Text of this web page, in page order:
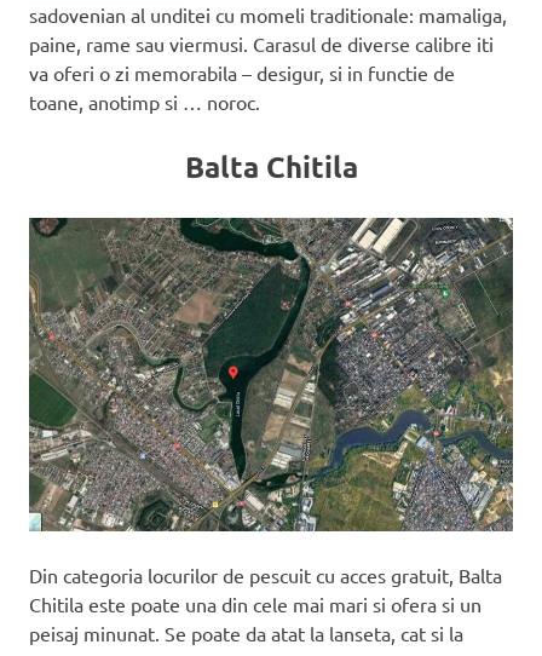
sadovenian al unditei cu momeli traditionale: mamaliga,
paine, rame sau viermusi. Carasul de diverse calibre iti
va oferi o zi memorabila – desigur, si in functie de
toane, anotimp si … noroc.
Balta Chitila
Din categoria locurilor de pescuit cu acces gratuit, Balta
Chitila este poate una din cele mai mari si ofera si un
peisaj minunat. Se poate da atat la lanseta, cat si la